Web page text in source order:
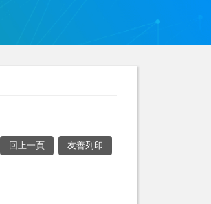
回上一頁 友善列印